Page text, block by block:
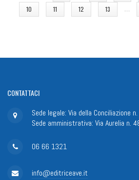
10
11 12 13 …
CONTATTACI
Sede legale: Via della Conciliazione
Sede amministrativa: Via Aurelia n.
06 66 1321
info@editriceave.it